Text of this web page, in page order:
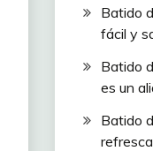
Batido
fácil y
Batido
es un
Batido